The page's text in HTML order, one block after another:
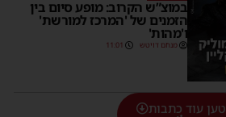
במוצ”ש הקרוב: מופע סיום בין
הזמנים של 'המרכז למורשת'
ו'מהות'
מנחם דויטש 11:01
טען עוד כתבות